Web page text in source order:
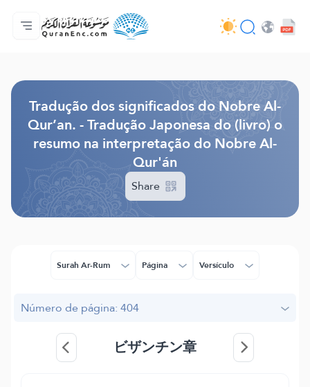
Página inicial
Índice de tradução
Audio
Serviços para desenvolvedores - API
Acerca do projeto
Contacta-nos
Idioma
Tradução dos significados do Nobre Al-
Qur’an. - Tradução Japonesa do (livro) o
resumo na interpretação do Nobre Al-
Qur'án
Share
Surah Ar-Rum Página Versículo
Número de página: 404
ビザンチン章